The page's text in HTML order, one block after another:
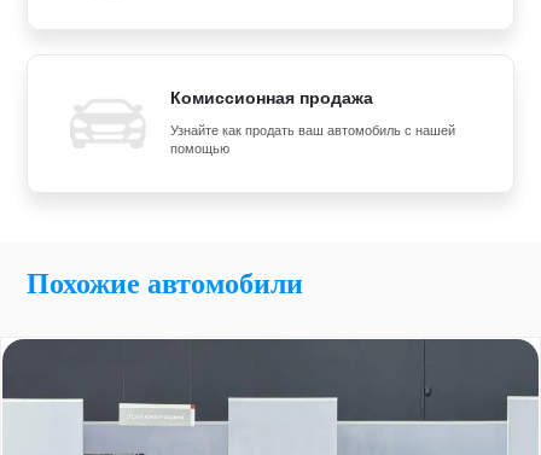
Комиссионная продажа
Узнайте как продать ваш автомобиль с нашей
помощью
Похожие автомобили